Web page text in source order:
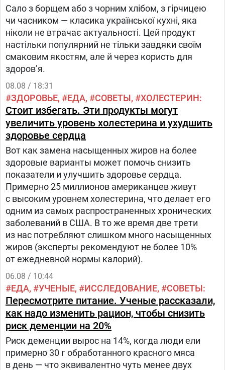
Сало з борщем або з чорним хлібом, з гірчицею
чи часником — класика української кухні, яка
ніколи не втрачає актуальності. Цей продукт
настільки популярний не тільки завдяки своїм
смаковим якостям, але й через користь для
здоров’я.
08.08 / 18:31
ЗДОРОВЬЕ ЕДА СОВЕТЫ ХОЛЕСТЕРИН
Стоит избегать. Эти продукты могут
увеличить уровень холестерина и ухудшить
здоровье сердца
Вот как замена насыщенных жиров на более
здоровые варианты может помочь снизить
показатели и улучшить здоровье сердца.
Примерно 25 миллионов американцев живут
с высоким уровнем холестерина, что делает его
одним из самых распространенных хронических
заболеваний в США. В то же время две трети
из нас потребляют слишком много насыщенных
жиров (эксперты рекомендуют не более 10%
от ежедневной нормы калорий).
06.08 / 10:44
ЕДА УЧЕНЫЕ ИССЛЕДОВАНИЕ СОВЕТЫ
Пересмотрите питание. Ученые рассказали,
как надо изменить рацион, чтобы снизить
риск деменции на 20%
Риск деменции вырос на 14%, когда люди ели
примерно 30 г обработанного красного мяса
в день — что эквивалентно чуть менее двух